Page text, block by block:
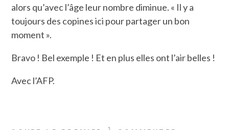
alors qu’avec l’âge leur nombre diminue. « Il y a
toujours des copines ici pour partager un bon
moment ».
Bravo ! Bel exemple ! Et en plus elles ont l’air belles !
Avec l’AFP.